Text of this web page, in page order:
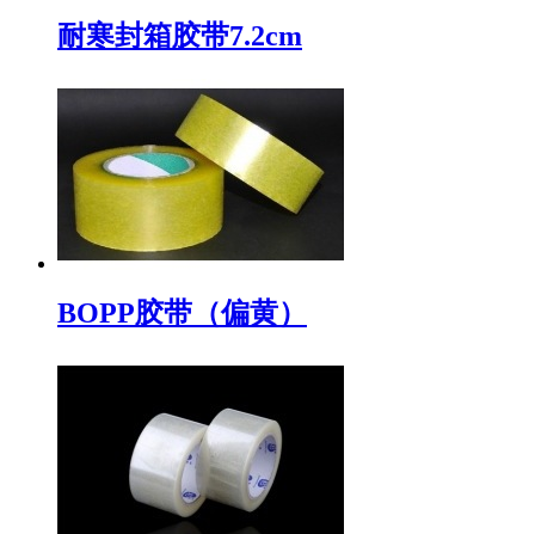
耐寒封箱胶带7.2cm
BOPP胶带（偏黄）